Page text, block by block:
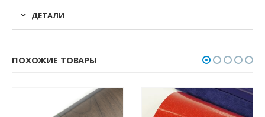
ДЕТАЛИ
ПОХОЖИЕ ТОВАРЫ